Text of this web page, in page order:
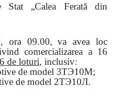
Stat „Calea Ferată din
ora 09.00, va avea loc
comercializarea a 16
de loturi, inclusiv:
de model 3ТЭ10М;
de model 2ТЭ10Л.